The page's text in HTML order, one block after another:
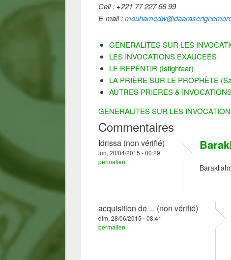
Cell : +221 77 227 66 99
E-mail :
GENERALITES SUR LES
LES INVOCATIONS EXAUCEES
LE REPENTIR (Istighfaar)
LA PRIÈRE SUR LE PROPHÈTE
AUTRES PRIERES &
GENERALITES SUR LES
Commentaires
Idrissa (non vérifié)
lun, 20/04/2015 - 00:29
permalien
acquisition de ... (non vérifié)
dim, 28/06/2015 - 08:41
permalien